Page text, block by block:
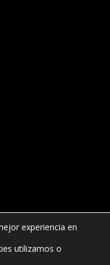
MOYA
experiencia en
utilizamos o